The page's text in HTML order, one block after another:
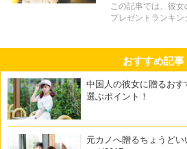
この記事では、彼
プレゼントランキン
おすすめ記事
中国人の彼女に贈るお
選ぶポイント！
元カノへ贈るちょうど